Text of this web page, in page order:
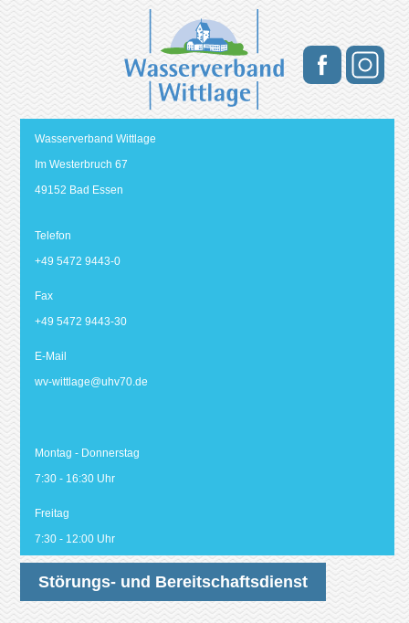
Wasserverband Wittlage
Im Westerbruch 67
49152 Bad Essen
Telefon
+49 5472 9443-0
Fax
+49 5472 9443-30
E-Mail
wv-wittlage@uhv70.de
Montag - Donnerstag
7:30 - 16:30 Uhr
Freitag
7:30 - 12:00 Uhr
Störungs- und Bereitschaftsdienst